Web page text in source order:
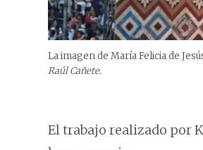
La imagen de María Felicia de
Raúl Cañete.
El trabajo realizado por